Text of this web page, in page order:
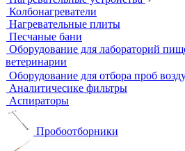
Окуляры для микроскопов
Поляризационные микроскопы
Стереоскопические микроскопы
Учебные микроскопы
Цифровые камеры для микроскопов
Цифровые микроскопы
Монохроматоры
Наборы для экспресс тестов
Индикаторные трубки
Полевые и мини-лаборатории
Сорбционные трубки
Тест-комплекты